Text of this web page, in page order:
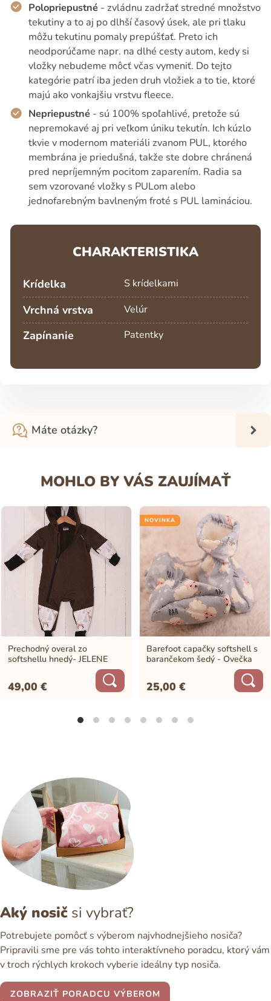
Polopriepustné- zvládnu zadržať stredné množstvo
tekutiny a to aj po dlhší časový úsek, ale pri tlaku
môžu tekutinu pomaly prepúšťať. Preto ich
neodporúčame napr. na dlhé cesty autom, kedy si
vložky nebudeme môcť včas vymeniť. Do tejto
kategórie patrí iba jeden druh vložiek a to tie, ktoré
majú ako vonkajšiu vrstvu fleece.
Nepriepustné- sú 100% spoľahlivé, pretože sú
nepremokavé aj pri veľkom úniku tekutín. Ich kúzlo
tkvie v modernom materiáli zvanom PUL, ktorého
membrána je priedušná, takže ste dobre chránená
pred nepríjemným pocitom zaparením. Radia sa
sem vzorované vložky s PULom alebo
jednofarebným bavlneným froté s PUL lamináciou.
CHARAKTERISTIKA
Krídelka S krídelkami
Vrchná vrstva Velúr
Zapínanie Patentky
Máte otázky?
MOHLO BY VÁS ZAUJÍMAŤ
Prechodný overal zo
softshellu hnedý- JELENE
49,00€
NOVINKA
Barefoot capačky softshell s
barančekom šedý - Ovečka
25,00€
Aký nosič si vybrať?
Potrebujete pomôcť s výberom najvhodnejšieho nosiča?
Pripravili sme pre vás tohto interaktívneho poradcu, ktorý vám
v troch rýchlych krokoch vyberie ideálny typ nosiča.
ZOBRAZIŤ PORADCU VÝBEROM